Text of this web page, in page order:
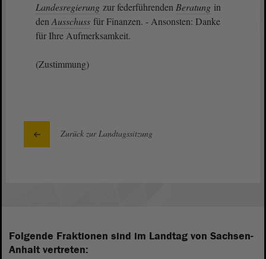
Landesregierung zur federführenden Beratung in
den Ausschuss für Finanzen. - Ansonsten: Danke
für Ihre Aufmerksamkeit.
(Zustimmung)
Zurück zur Landtagssitzung
Folgende Fraktionen sind im Landtag von Sachsen-
Anhalt vertreten: